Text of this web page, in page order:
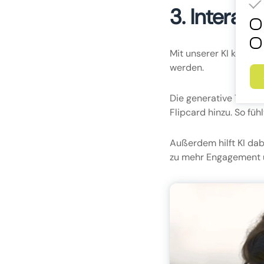
3.
Mit unserer KI
werden.
Die generative
Flipcard hinzu. So
Außerdem hilft KI
zu mehr